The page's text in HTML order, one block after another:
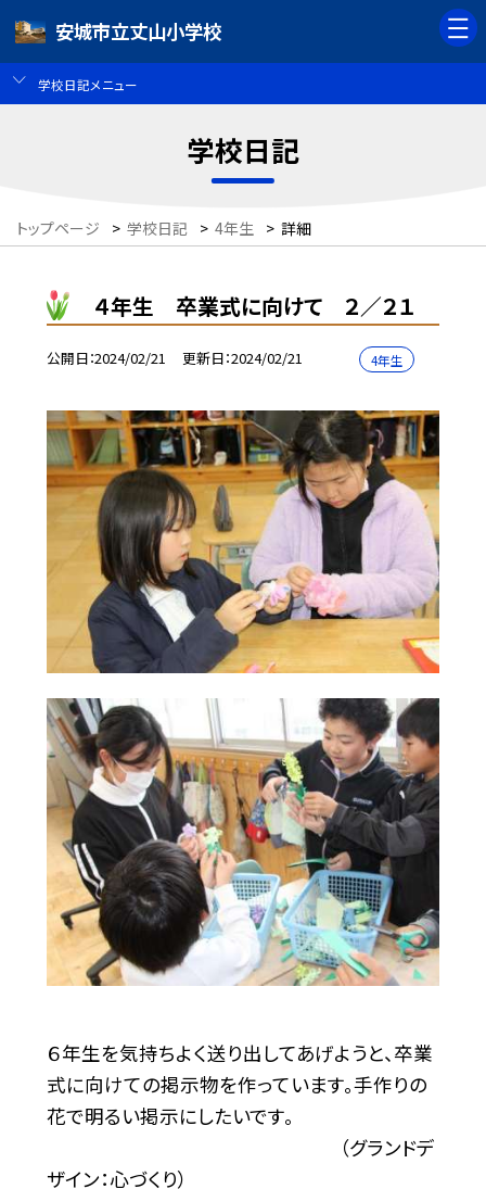
安城市立丈山小学校
学校日記メニュー
学校日記
トップページ > 学校日記 > 4年生 > 詳細
４年生 卒業式に向けて ２／２１
公開日 2024/02/21 更新日 2024/02/21 4年生
６年生を気持ちよく送り出してあげようと、卒業
式に向けての掲示物を作っています。手作りの
花で明るい掲示にしたいです。
（グランドデ
ザイン：心づくり）